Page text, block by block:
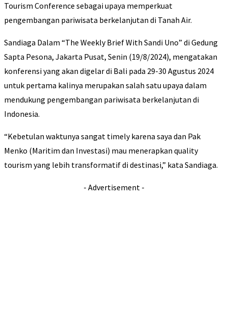
Tourism Conference sebagai upaya memperkuat
pengembangan pariwisata berkelanjutan di Tanah Air.
Sandiaga Dalam “The Weekly Brief With Sandi Uno” di Gedung
Sapta Pesona, Jakarta Pusat, Senin (19/8/2024), mengatakan
konferensi yang akan digelar di Bali pada 29-30 Agustus 2024
untuk pertama kalinya merupakan salah satu upaya dalam
mendukung pengembangan pariwisata berkelanjutan di
Indonesia.
“Kebetulan waktunya sangat timely karena saya dan Pak
Menko (Maritim dan Investasi) mau menerapkan quality
tourism yang lebih transformatif di destinasi,” kata Sandiaga.
- Advertisement -